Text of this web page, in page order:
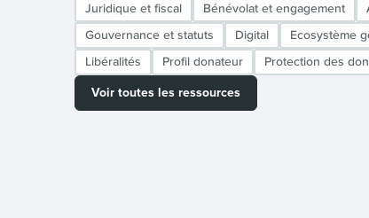
Juridique et fiscal
Bénévolat et engagement
Gouvernance et statuts
Digital Ecosystème
Libéralités
Profil donateur Protection des
Voir toutes les ressources